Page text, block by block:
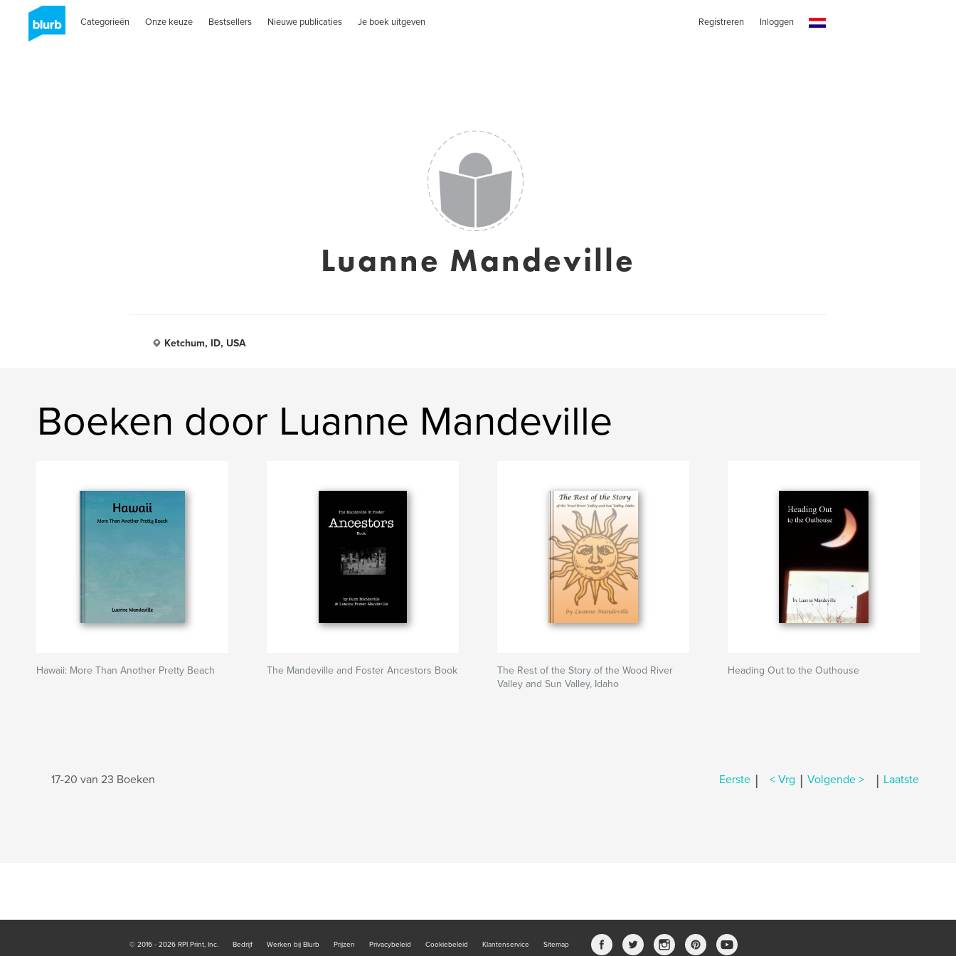
Categorieën Onze keuze Bestsellers Nieuwe publicaties Je boek uitgeven Registreren Inloggen
Luanne Mandeville
Ketchum, ID, USA
Boeken door Luanne Mandeville
Hawaii: More Than Another Pretty Beach The Mandeville and Foster Ancestors Book
The Rest of the Story of the Wood River
Valley and Sun Valley, Idaho
Heading Out to the Outhouse
17-20 van 23 Boeken Eerste | < Vrg | Volgende > | Laatste
© 2016 - 2026 RPI Print, Inc. Bedrijf Werken bij Blurb Prijzen Privacybeleid Cookiebeleid Klantenservice Sitemap